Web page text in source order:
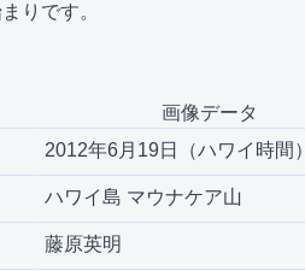
りです。
2012年6月19日（ハワイ時間）
ハワイ島 マウナケア山
藤原英明
画像データ